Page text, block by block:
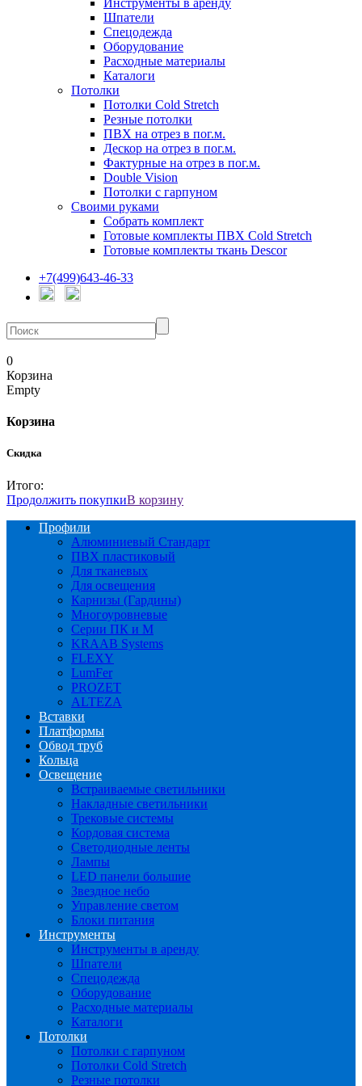
Инструменты в аренду
Шпатели
Спецодежда
Оборудование
Расходные материалы
Каталоги
Потолки
Потолки Cold Stretch
Резные потолки
ПВХ на отрез в пог.м.
Дескор на отрез в пог.м.
Фактурные на отрез в пог.м.
Double Vision
Потолки с гарпуном
Своими руками
Собрать комплект
Готовые комплекты ПВХ Cold Stretch
Готовые комплекты ткань Descor
+7(499)643-46-33
0
Корзина
Empty
Корзина
Скидка
Итого:
Продолжить покупкиВ корзину
Профили
Алюминиевый Стандарт
ПВХ пластиковый
Для тканевых
Для освещения
Карнизы (Гардины)
Многоуровневые
Серии ПК и М
KRAAB Systems
FLEXY
LumFer
PROZET
ALTEZA
Вставки
Платформы
Обвод труб
Кольца
Освещение
Встраиваемые светильники
Накладные светильники
Трековые системы
Кордовая система
Светодиодные ленты
Лампы
LED панели большие
Звездное небо
Управление светом
Блоки питания
Инструменты
Инструменты в аренду
Шпатели
Спецодежда
Оборудование
Расходные материалы
Каталоги
Потолки
Потолки с гарпуном
Потолки Cold Stretch
Резные потолки